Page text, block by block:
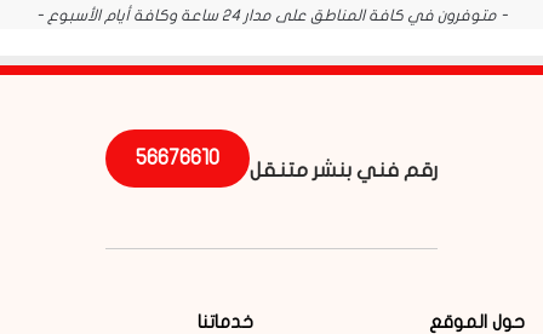
- متوفرون في كافة المناطق على مدار 24 ساعة وكافة أيام الأسبوع -
رقم فني بنشر متنقل
56676610
حول الموقع خدماتنا